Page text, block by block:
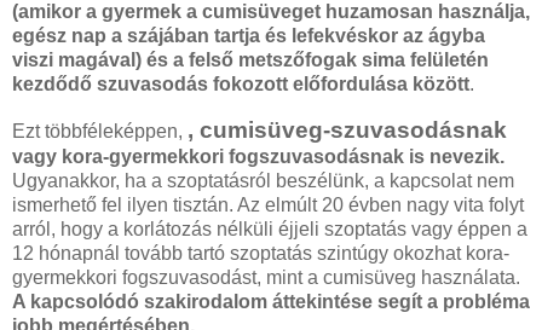
(amikor a gyermek a cumisüveget huzamosan használja,
egész nap a szájában tartja és lefekvéskor az ágyba
viszi magával) és a felső metszőfogak sima felületén
kezdődő szuvasodás fokozott előfordulása között.
Ezt többféleképpen, , cumisüveg-szuvasodásnak
vagy kora-gyermekkori fogszuvasodásnak is nevezik.
Ugyanakkor, ha a szoptatásról beszélünk, a kapcsolat nem
ismerhető fel ilyen tisztán. Az elmúlt 20 évben nagy vita folyt
arról, hogy a korlátozás nélküli éjjeli szoptatás vagy éppen a
12 hónapnál tovább tartó szoptatás szintúgy okozhat kora-
gyermekkori fogszuvasodást, mint a cumisüveg használata.
A kapcsolódó szakirodalom áttekintése segít a probléma
jobb megértésében.